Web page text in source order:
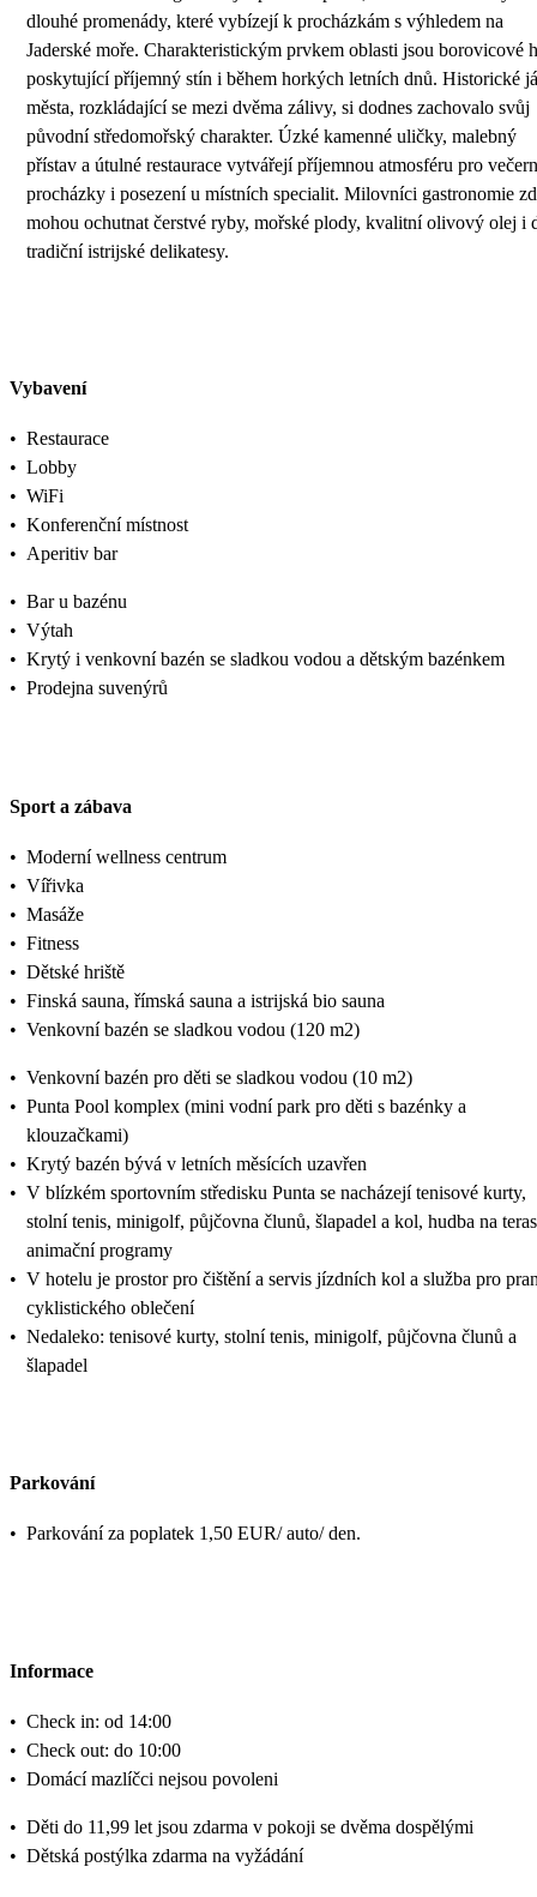
dlouhé promenády, které vybízejí k procházkám s výhledem na
Jaderské moře. Charakteristickým prvkem oblasti jsou borovicové
poskytující příjemný stín i během horkých letních dnů. Historické
města, rozkládající se mezi dvěma zálivy, si dodnes zachovalo svůj
původní středomořský charakter. Úzké kamenné uličky, malebný
přístav a útulné restaurace vytvářejí příjemnou atmosféru pro
procházky i posezení u místních specialit. Milovníci gastronomie
mohou ochutnat čerstvé ryby, mořské plody, kvalitní olivový olej i
tradiční istrijské delikatesy.
Vybavení
• Restaurace
• Lobby
• WiFi
• Konferenční místnost
• Aperitiv bar
• Bar u bazénu
• Výtah
• Krytý i venkovní bazén se sladkou vodou a dětským bazénkem
• Prodejna suvenýrů
Sport a zábava
• Moderní wellness centrum
• Vířivka
• Masáže
• Fitness
• Dětské hriště
• Finská sauna, římská sauna a istrijská bio sauna
• Venkovní bazén se sladkou vodou (120 m2)
• Venkovní bazén pro děti se sladkou vodou (10 m2)
• Punta Pool komplex (mini vodní park pro děti s bazénky a
klouzačkami)
• Krytý bazén bývá v letních měsících uzavřen
• V blízkém sportovním středisku Punta se nacházejí tenisové kurty,
stolní tenis, minigolf, půjčovna člunů, šlapadel a kol, hudba na
animační programy
• V hotelu je prostor pro čištění a servis jízdních kol a služba pro
cyklistického oblečení
• Nedaleko: tenisové kurty, stolní tenis, minigolf, půjčovna člunů a
šlapadel
Parkování
• Parkování za poplatek 1,50 EUR/ auto/ den.
Informace
• Check in: od 14:00
• Check out: do 10:00
• Domácí mazlíčci nejsou povoleni
• Děti do 11,99 let jsou zdarma v pokoji se dvěma dospělými
• Dětská postýlka zdarma na vyžádání